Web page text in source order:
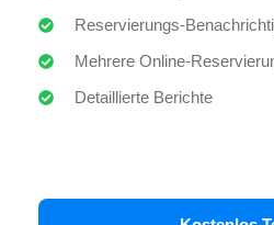
Reservierungs-
Mehrere Online-
Detaillierte Berichte